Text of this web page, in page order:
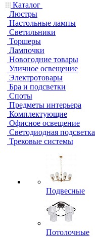
Каталог
Люстры
Настольные лампы
Светильники
Торшеры
Лампочки
Новогодние товары
Уличное освещение
Электротовары
Бра и подсветки
Споты
Предметы интерьера
Комплектующие
Офисное освещение
Светодиодная подсветка
Трековые системы
Подвесные
Потолочные